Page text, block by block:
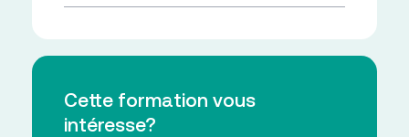
Cette formation vous
intéresse?